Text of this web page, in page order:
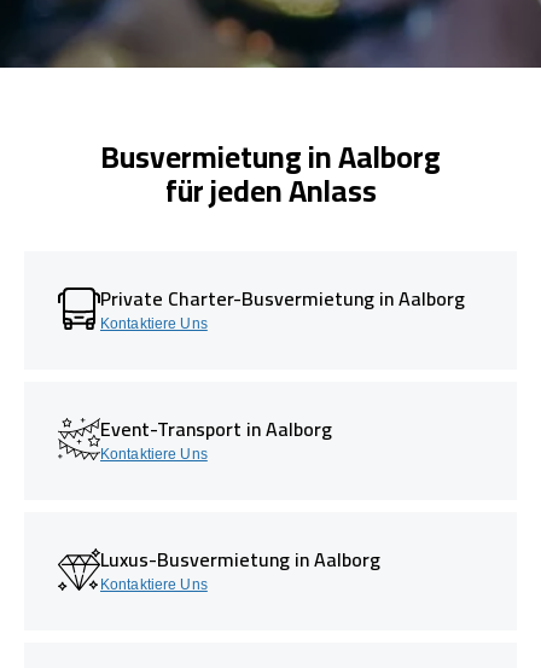
Busvermietung in Aalborg
für jeden Anlass
Private Charter-Busvermietung in Aalborg
Kontaktiere Uns
Event-Transport in Aalborg
Kontaktiere Uns
Luxus-Busvermietung in Aalborg
Kontaktiere Uns